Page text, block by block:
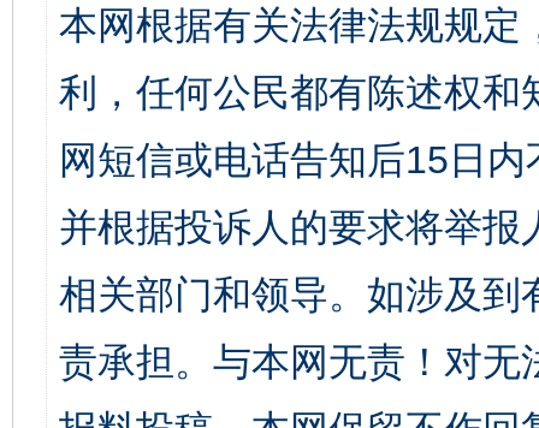
本网根据有关法律法规规
利，任何公民都有陈述权
网短信或电话告知后15日
并根据投诉人的要求将举
相关部门和领导。如涉及
责承担。与本网无责！对